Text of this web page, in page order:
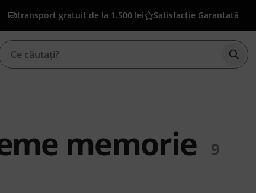
transport gratuit de la 1.500 lei Satisfacție Garantată
memorie 9